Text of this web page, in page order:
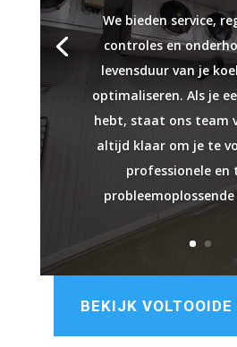
We bieden service,
controles en
levensduur van je
optimaliseren. Als je
hebt, staat ons team
altijd klaar om je te
professionele en
BEKIJK